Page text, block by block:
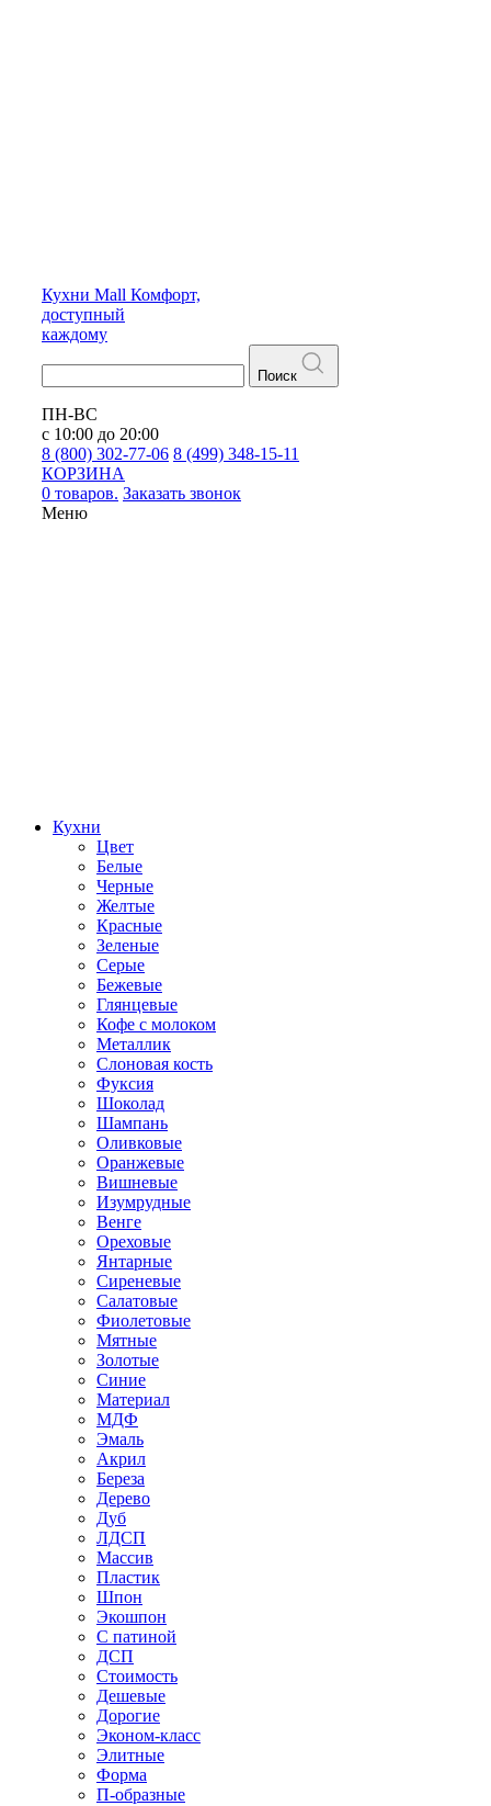
Кухни Mall Комфорт,
доступный
каждому
Поиск
ПН-ВС
с 10:00 до 20:00
8 (800) 302-77-06 8 (499) 348-15-11
КОРЗИНА
0 товаров. Заказать звонок
Меню
Кухни
Цвет
Белые
Черные
Желтые
Красные
Зеленые
Серые
Бежевые
Глянцевые
Кофе с молоком
Металлик
Слоновая кость
Фуксия
Шоколад
Шампань
Оливковые
Оранжевые
Вишневые
Изумрудные
Венге
Ореховые
Янтарные
Сиреневые
Салатовые
Фиолетовые
Мятные
Золотые
Синие
Материал
МДФ
Эмаль
Акрил
Береза
Дерево
Дуб
ЛДСП
Массив
Пластик
Шпон
Экошпон
С патиной
ДСП
Стоимость
Дешевые
Дорогие
Эконом-класс
Элитные
Форма
П-образные